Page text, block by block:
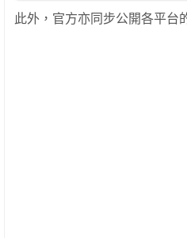
此外，官方亦同步公開各平台